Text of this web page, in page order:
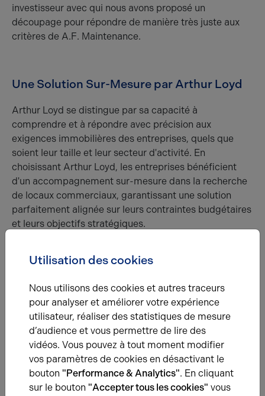
investisseur avec qui nous avons proposé un
découpage pour répondre de manière très juste aux
critères de A.F. Maintenance.
Une Solution Sur-Mesure par Arthur Loyd
Arthur Loyd se distingue par sa capacité à
comprendre et à répondre avec précision aux
exigences immobilières des entreprises, quels que
soient leur taille et leur secteur d'activité. En
choisissant Arthur Loyd, les entreprises bénéficient
d'un accompagnement sur-mesure dans la recherche
de locaux commerciaux, garantissant une solution
parfaitement alignée sur leurs contraintes budgétaires
et leurs objectifs stratégiques.
Récemment sur les références
27.05.2026
Utilisation des cookies
Nous utilisons des cookies et autres traceurs
pour analyser et améliorer votre expérience
utilisateur, réaliser des statistiques de mesure
d’audience et vous permettre de lire des
vidéos. Vous pouvez à tout moment modifier
vos paramètres de cookies en désactivant le
bouton "Performance & Analytics". En cliquant
sur le bouton "Accepter tous les cookies" vous